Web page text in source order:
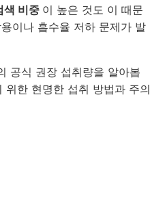
색 비중 이 높은 것도 이 때문
이나 흡수율 저하 문제가 발
공식 권장 섭취량을 알아봅
위한 현명한 섭취 방법과 주의